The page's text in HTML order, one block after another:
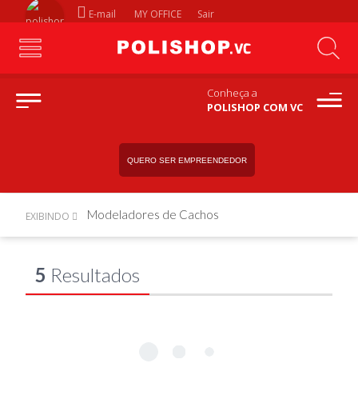
E-mail MY OFFICE Sair
Conheça a
POLISHOP COM VC
QUERO SER EMPREENDEDOR
EXIBINDO Modeladores de Cachos
5 Resultados